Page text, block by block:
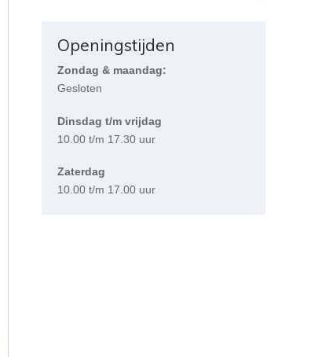
Openingstijden
Zondag & maandag:
Gesloten
Dinsdag t/m vrijdag
10.00 t/m 17.30 uur
Zaterdag
10.00 t/m 17.00 uur